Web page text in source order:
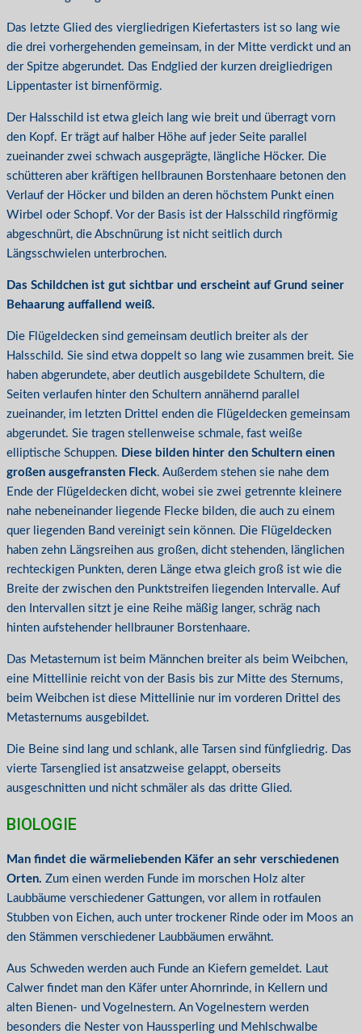
Das letzte Glied des viergliedrigen Kiefertasters ist so lang wie
die drei vorhergehenden gemeinsam, in der Mitte verdickt und an
der Spitze abgerundet. Das Endglied der kurzen dreigliedrigen
Lippentaster ist birnenförmig.
Der Halsschild ist etwa gleich lang wie breit und überragt vorn
den Kopf. Er trägt auf halber Höhe auf jeder Seite parallel
zueinander zwei schwach ausgeprägte, längliche Höcker. Die
schütteren aber kräftigen hellbraunen Borstenhaare betonen den
Verlauf der Höcker und bilden an deren höchstem Punkt einen
Wirbel oder Schopf. Vor der Basis ist der Halsschild ringförmig
abgeschnürt, die Abschnürung ist nicht seitlich durch
Längsschwielen unterbrochen.
Das Schildchen ist gut sichtbar und erscheint auf Grund seiner
Behaarung auffallend weiß.
Die Flügeldecken sind gemeinsam deutlich breiter als der
Halsschild. Sie sind etwa doppelt so lang wie zusammen breit. Sie
haben abgerundete, aber deutlich ausgebildete Schultern, die
Seiten verlaufen hinter den Schultern annähernd parallel
zueinander, im letzten Drittel enden die Flügeldecken gemeinsam
abgerundet. Sie tragen stellenweise schmale, fast weiße
elliptische Schuppen. Diese bilden hinter den Schultern einen
großen ausgefransten Fleck. Außerdem stehen sie nahe dem
Ende der Flügeldecken dicht, wobei sie zwei getrennte kleinere
nahe nebeneinander liegende Flecke bilden, die auch zu einem
quer liegenden Band vereinigt sein können. Die Flügeldecken
haben zehn Längsreihen aus großen, dicht stehenden, länglichen
rechteckigen Punkten, deren Länge etwa gleich groß ist wie die
Breite der zwischen den Punktstreifen liegenden Intervalle. Auf
den Intervallen sitzt je eine Reihe mäßig langer, schräg nach
hinten aufstehender hellbrauner Borstenhaare.
Das Metasternum ist beim Männchen breiter als beim Weibchen,
eine Mittellinie reicht von der Basis bis zur Mitte des Sternums,
beim Weibchen ist diese Mittellinie nur im vorderen Drittel des
Metasternums ausgebildet.
Die Beine sind lang und schlank, alle Tarsen sind fünfgliedrig. Das
vierte Tarsenglied ist ansatzweise gelappt, oberseits
ausgeschnitten und nicht schmäler als das dritte Glied.
BIOLOGIE
Man findet die wärmeliebenden Käfer an sehr verschiedenen
Orten. Zum einen werden Funde im morschen Holz alter
Laubbäume verschiedener Gattungen, vor allem in rotfaulen
Stubben von Eichen, auch unter trockener Rinde oder im Moos an
den Stämmen verschiedener Laubbäumen erwähnt.
Aus Schweden werden auch Funde an Kiefern gemeldet. Laut
Calwer findet man den Käfer unter Ahornrinde, in Kellern und
alten Bienen- und Vogelnestern. An Vogelnestern werden
besonders die Nester von Haussperling und Mehlschwalbe